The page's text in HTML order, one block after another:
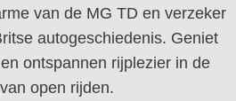
van de MG TD en verzeker
autogeschiedenis. Geniet
ontspannen rijplezier in de
open rijden.